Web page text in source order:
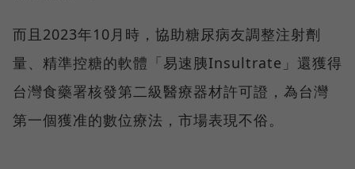
而且2023年10月時，協助糖尿病友調整注射劑
量、精準控糖的軟體「易速胰Insultrate」還獲得
台灣食藥署核發第二級醫療器材許可證，為台灣
第一個獲准的數位療法，市場表現不俗。